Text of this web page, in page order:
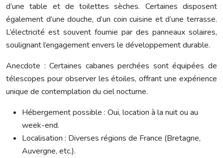
d’une table et de toilettes sèches. Certaines disposent
également d’une douche, d’un coin cuisine et d’une terrasse.
L’électricité est souvent fournie par des panneaux solaires,
soulignant l’engagement envers le développement durable.
Anecdote : Certaines cabanes perchées sont équipées de
télescopes pour observer les étoiles, offrant une expérience
unique de contemplation du ciel nocturne.
Hébergement possible : Oui, location à la nuit ou au
week-end.
Localisation : Diverses régions de France (Bretagne,
Auvergne, etc.).